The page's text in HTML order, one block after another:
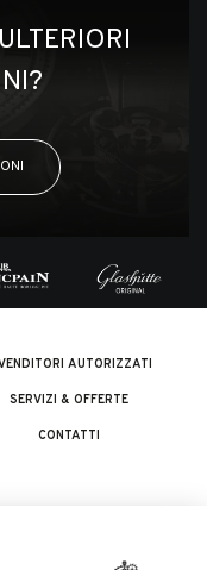
AUTORIZZATI
SERVIZI & OFFERTE
CONTATTI